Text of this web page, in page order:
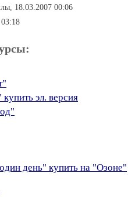
18.03.2007 00:06
эл. версия
день" купить на "Озоне"